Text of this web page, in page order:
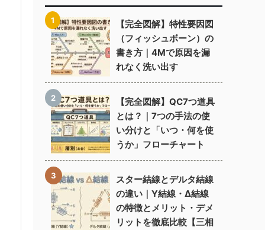
【完全図解】特性要因図
（フィッシュボーン）の
書き方｜4Mで原因を漏
れなく洗い出す
【完全図解】QC7つ道具
とは？｜7つの手法の使
い分けと「いつ・何を使
うか」フローチャート
スター結線とデルタ結線
の違い｜Y結線・Δ結線
の特徴とメリット・デメ
リットを徹底比較【三相